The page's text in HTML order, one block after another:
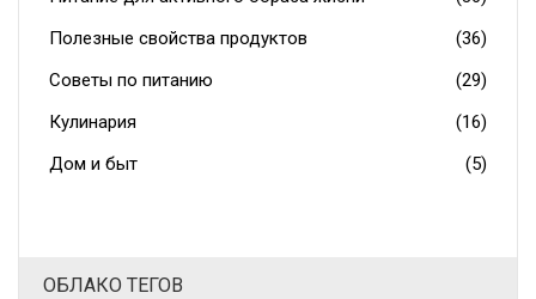
Полезные свойства продуктов
(36)
Советы по питанию
(29)
Кулинария
(16)
Дом и быт
(5)
ОБЛАКО ТЕГОВ